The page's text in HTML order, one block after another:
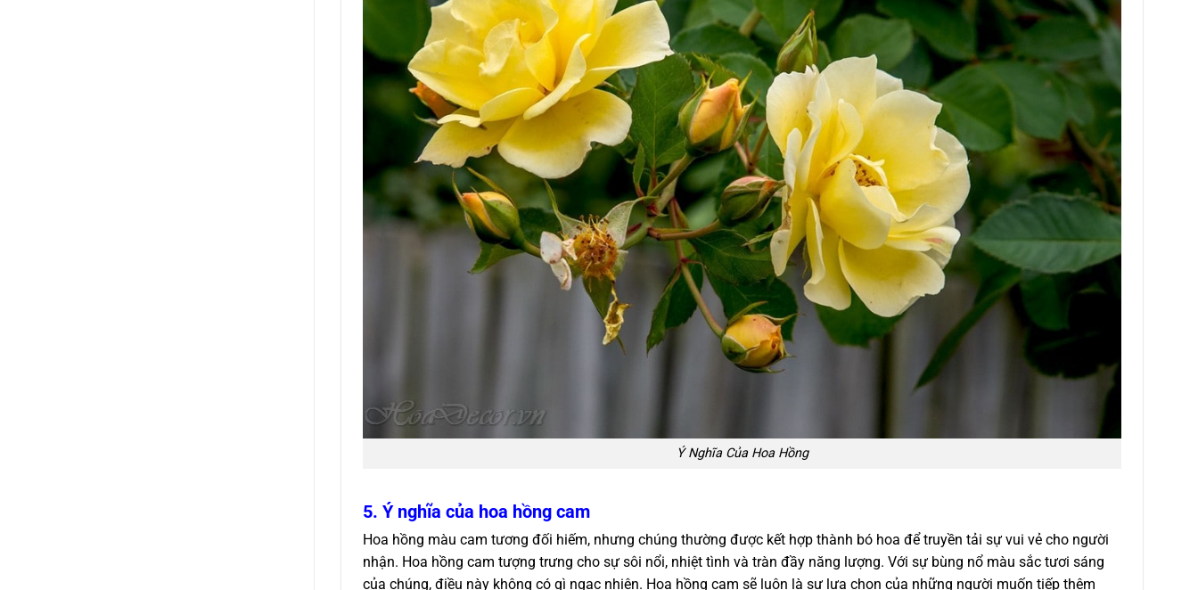
Ý Nghĩa Của Hoa Hồng
5. Ý nghĩa của hoa hồng cam
Hoa hồng màu cam tương đối hiếm, nhưng chúng thường được kết hợp thành bó hoa để truyền tải sự vui vẻ cho người
nhận. Hoa hồng cam tượng trưng cho sự sôi nổi, nhiệt tình và tràn đầy năng lượng. Với sự bùng nổ màu sắc tươi sáng
của chúng, điều này không có gì ngạc nhiên. Hoa hồng cam sẽ luôn là sự lựa chọn của những người muốn tiếp thêm